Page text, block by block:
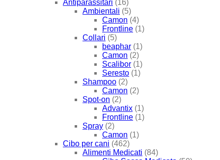
Antiparassitari (16)
Ambientali (5)
Camon (4)
Frontline (1)
Collari (5)
beaphar (1)
Camon (2)
Scalibor (1)
Seresto (1)
Shampoo (2)
Camon (2)
Spot-on (2)
Advantix (1)
Frontline (1)
Spray (2)
Camon (1)
Cibo per cani (462)
Alimenti Medicati (84)